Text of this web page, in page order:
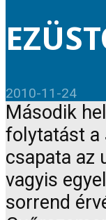
2010-11-24
Második
folytatást a
csapata az
vagyis
sorrend